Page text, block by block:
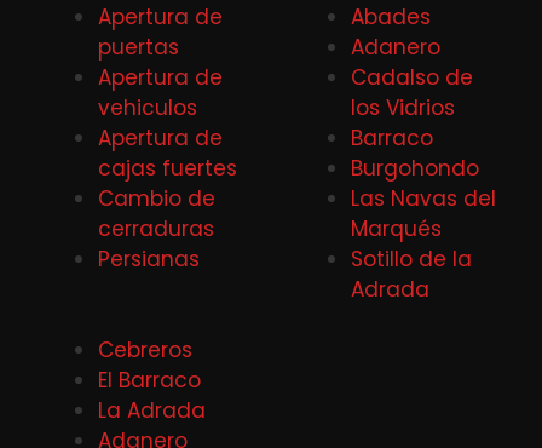
Apertura de
puertas
Apertura de
vehiculos
Apertura de
cajas fuertes
Cambio de
cerraduras
Persianas
Abades
Adanero
Cadalso de
los Vidrios
Barraco
Burgohondo
Las Navas del
Marqués
Sotillo de la
Adrada
Cebreros
El Barraco
La Adrada
Adanero